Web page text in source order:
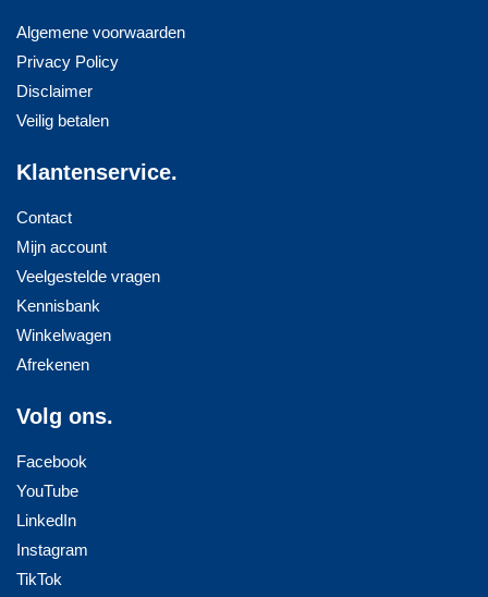
Algemene voorwaarden
Privacy Policy
Disclaimer
Veilig betalen
Klantenservice.
Contact
Mijn account
Veelgestelde vragen
Kennisbank
Winkelwagen
Afrekenen
Volg ons.
Facebook
YouTube
LinkedIn
Instagram
TikTok